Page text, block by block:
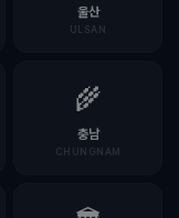
울산
ULSAN
🌾
충남
CHUNGNAM